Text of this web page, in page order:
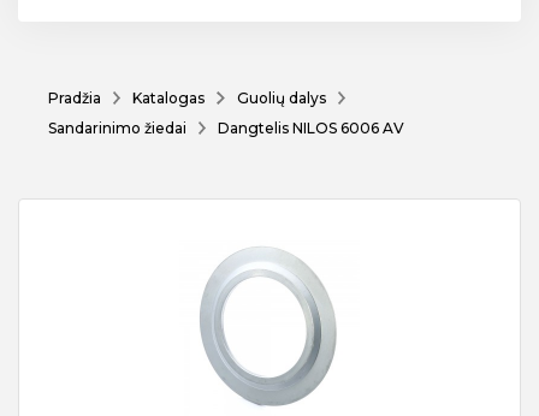
Pradžia Katalogas
Guolių dalys
Sandarinimo žiedai
Dangtelis NILOS 6006 AV